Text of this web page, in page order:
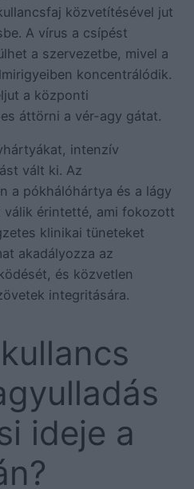
közvetítésével jut
A vírus a csípést
a szervezetbe, mivel a
koncentrálódik.
a központi
áttörni a vér-agy gátat.
intenzív
vált ki. Az
a pókhálóhártya és a lágy
érintetté, ami fokozott
klinikai tüneteket
akadályozza az
és közvetlen
integritására.
ideje a